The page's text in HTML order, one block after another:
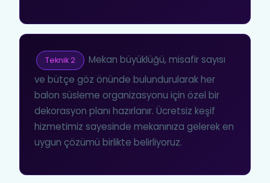
Teknik 2
Mekan büyüklüğü, misafir sayısı
ve bütçe göz önünde bulundurularak her
balon süsleme organizasyonu için özel bir
dekorasyon planı hazırlanır. Ücretsiz keşif
hizmetimiz sayesinde mekanınıza gelerek en
uygun çözümü birlikte belirliyoruz.